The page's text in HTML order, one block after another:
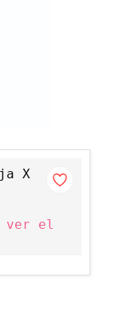
X
ver el